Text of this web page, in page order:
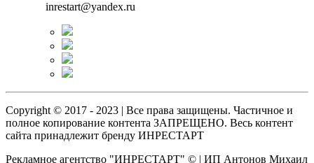
inrestart@yandex.ru
Copyright © 2017 - 2023 | Все права защищены. Частичное и
полное копирование контента ЗАПРЕЩЕНО. Весь контент
сайта принадлежит бренду ИНРЕСТАРТ
Рекламное агентство "ИНРЕСТАРТ" © | ИП Антонов Михаил